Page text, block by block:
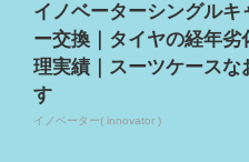
イノベーターシングルキ
ー交換｜タイヤの経年劣
理実績｜スーツケースな
す
イノベーター( innovator )